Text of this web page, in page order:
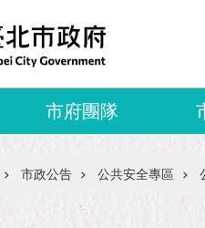
市府團隊
市政公告 公共安全專區